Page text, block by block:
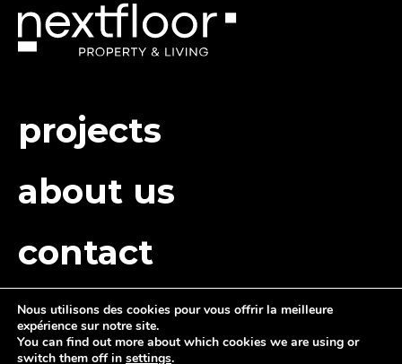
projects
about us
contact
Nous utilisons des cookies pour vous offrir la meilleure
expérience sur notre site.
You can find out more about which cookies we are using or
switch them off in settings.